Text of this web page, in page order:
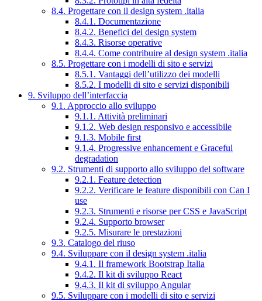
8.4. Progettare con il design system .italia
8.4.1. Documentazione
8.4.2. Benefici del design system
8.4.3. Risorse operative
8.4.4. Come contribuire al design system .italia
8.5. Progettare con i modelli di sito e servizi
8.5.1. Vantaggi dell’utilizzo dei modelli
8.5.2. I modelli di sito e servizi disponibili
9. Sviluppo dell’interfaccia
9.1. Approccio allo sviluppo
9.1.1. Attività preliminari
9.1.2. Web design responsivo e accessibile
9.1.3. Mobile first
9.1.4. Progressive enhancement e Graceful
degradation
9.2. Strumenti di supporto allo sviluppo del software
9.2.1. Feature detection
9.2.2. Verificare le feature disponibili con Can I
use
9.2.3. Strumenti e risorse per CSS e JavaScript
9.2.4. Supporto browser
9.2.5. Misurare le prestazioni
9.3. Catalogo del riuso
9.4. Sviluppare con il design system .italia
9.4.1. Il framework Bootstrap Italia
9.4.2. Il kit di sviluppo React
9.4.3. Il kit di sviluppo Angular
9.5. Sviluppare con i modelli di sito e servizi